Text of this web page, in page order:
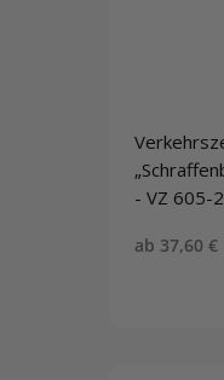
- VZ 605-
Sonderpreis
ab 37,60 €